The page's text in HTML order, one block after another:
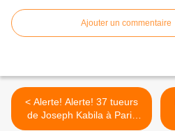
Ajouter un commentaire
< Alerte! Alerte! 37 tueurs
de Joseph Kabila à Paris
avec Ngoy Lulu!!!